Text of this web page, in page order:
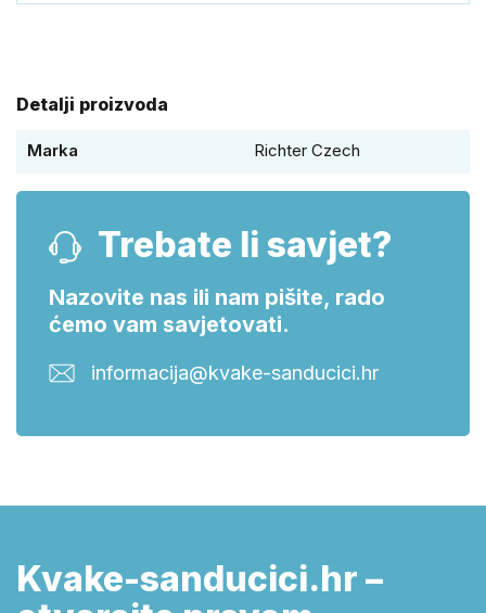
Detalji proizvoda
Marka Richter Czech
Trebate li savjet?
Nazovite nas ili nam pišite, rado
ćemo vam savjetovati.
informacija@kvake-sanducici.hr
Kvake-sanducici.hr –